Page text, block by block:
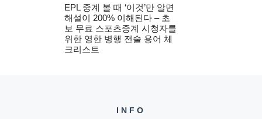
EPL 중계 볼 때 ‘이것’만 알면
해설이 200% 이해된다 – 초
보 무료 스포츠중계 시청자를
위한 영한 병행 전술 용어 체
크리스트
INFO